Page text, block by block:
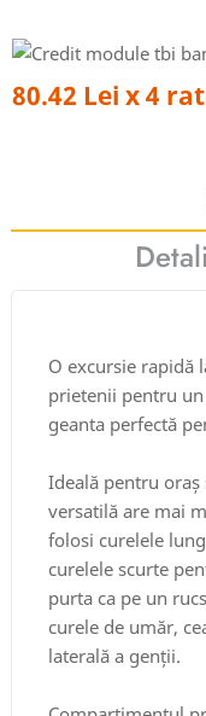
80.42 Lei x 4
O excursie rapidă
prietenii pentru un
geanta perfectă
Ideală pentru oraș
versatilă are mai
folosi curelele
curelele scurte
purta ca pe un
curele de umăr,
laterală a genții.